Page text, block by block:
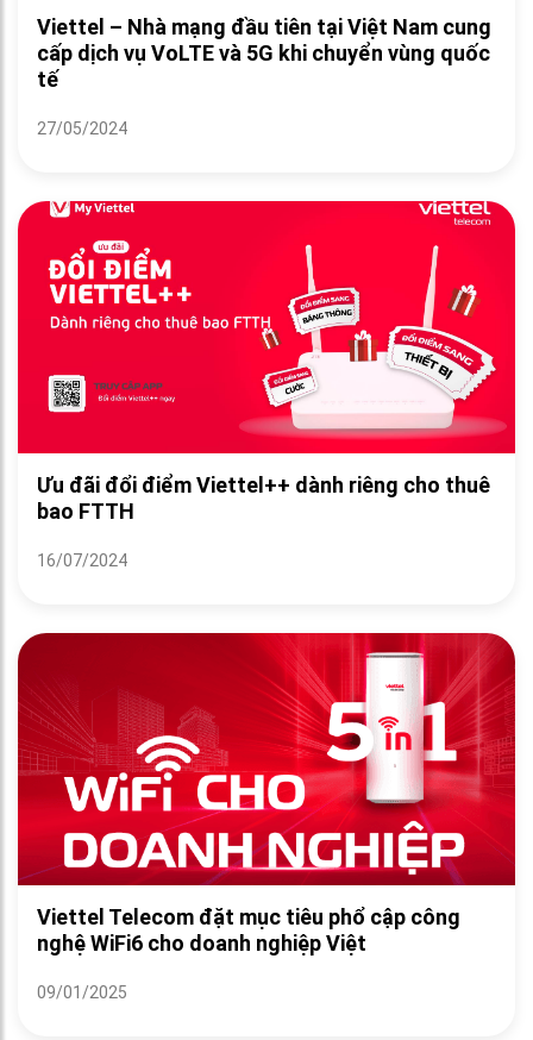
Viettel – Nhà mạng đầu tiên tại Việt Nam cung
cấp dịch vụ VoLTE và 5G khi chuyển vùng quốc
tế
27/05/2024
Ưu đãi đổi điểm Viettel++ dành riêng cho thuê
bao FTTH
16/07/2024
Viettel Telecom đặt mục tiêu phổ cập công
nghệ WiFi6 cho doanh nghiệp Việt
09/01/2025